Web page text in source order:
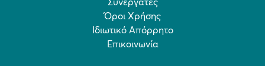
Συνεργάτες
Όροι Χρήσης
Ιδιωτικό Απόρρητο
Επικοινωνία